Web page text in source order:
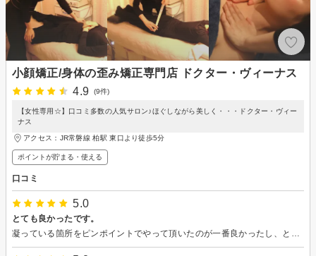
小顔矯正/身体の歪み矯正専門店 ドクター・ヴィーナス
4.9
(9件)
【女性専用☆】口コミ多数の人気サロン♪ほぐしながら美しく・・・ドクター・ヴィー
ナス
アクセス：JR常磐線 柏駅 東口より徒歩5分
ポイントが貯まる・使える
口コミ
5.0
とても良かったです。